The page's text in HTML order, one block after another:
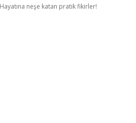
Hayatına neşe katan pratik fikirler!